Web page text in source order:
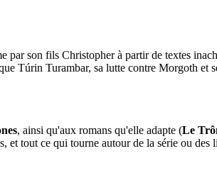
son fils Christopher à partir de textes
Túrin Turambar, sa lutte contre Morgoth et
, ainsi qu'aux romans qu'elle adapte (Le
et tout ce qui tourne autour de la série ou